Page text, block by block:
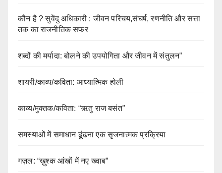
कौन है ? सुवेंदु अधिकारी : जीवन परिचय,संघर्ष, रणनीति और सत्ता
तक का राजनीतिक सफर
शब्दों की मर्यादा: बोलने की उपयोगिता और जीवन में संतुलन”
शायरी/काव्य/कविता: आध्यात्मिक होली
काव्य/मुक्तक/कविता: “ऋतु राज बसंत”
समस्याओं में समाधान ढूंढना एक सृजनात्मक प्रक्रिया
गज़ल: “ख़ुश्क आंखों में नए ख्वाब”